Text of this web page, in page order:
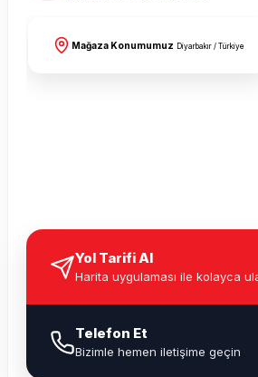
Mağaza Konumumuz Diyarbakır / Türkiye
Yol Tarifi Al
Harita uygulaması ile kolayca
Telefon Et
Bizimle hemen iletişime geçin